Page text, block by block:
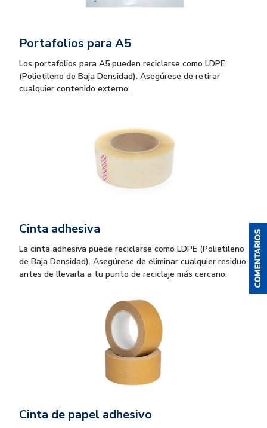
Portafolios para A5
Los portafolios para A5 pueden reciclarse como LDPE
(Polietileno de Baja Densidad). Asegúrese de retirar
cualquier contenido externo.
Cinta adhesiva
La cinta adhesiva puede reciclarse como LDPE (Polietileno
de Baja Densidad). Asegúrese de eliminar cualquier residuo
antes de llevarla a tu punto de reciclaje más cercano.
Cinta de papel adhesivo